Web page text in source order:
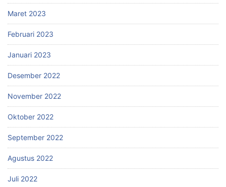
Maret 2023
Februari 2023
Januari 2023
Desember 2022
November 2022
Oktober 2022
September 2022
Agustus 2022
Juli 2022